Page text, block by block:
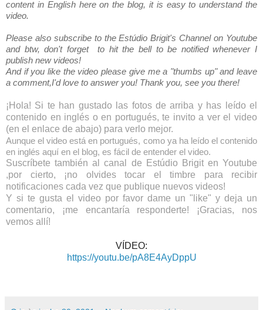
content in English here on the blog, it is easy to understand the
video.
Please also subscribe to the Estúdio Brigit's Channel on Youtube
and btw, don't forget to hit the bell to be notified whenever I
publish new videos!
And if you like the video please give me a "thumbs up" and leave
a comment,I'd love to answer you! Thank you, see you there!
¡Hola! Si te han gustado las fotos de arriba y has leído el
contenido en inglés o en portugués, te invito a ver el video
(en el enlace de abajo) para verlo mejor.
Aunque el video está en portugués, como ya ha leído el contenido
en inglés aquí en el blog, es fácil de entender el video.
Suscríbete también al canal de Estúdio Brigit en Youtube
,por cierto, ¡no olvides tocar el timbre para recibir
notificaciones cada vez que publique nuevos videos!
Y si te gusta el video por favor dame un "like" y deja un
comentario, ¡me encantaría responderte! ¡Gracias, nos
vemos allí!
VÍDEO:
https://youtu.be/pA8E4AyDppU